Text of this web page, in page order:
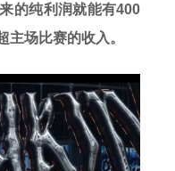
的纯利润就能有400
主场比赛的收入。